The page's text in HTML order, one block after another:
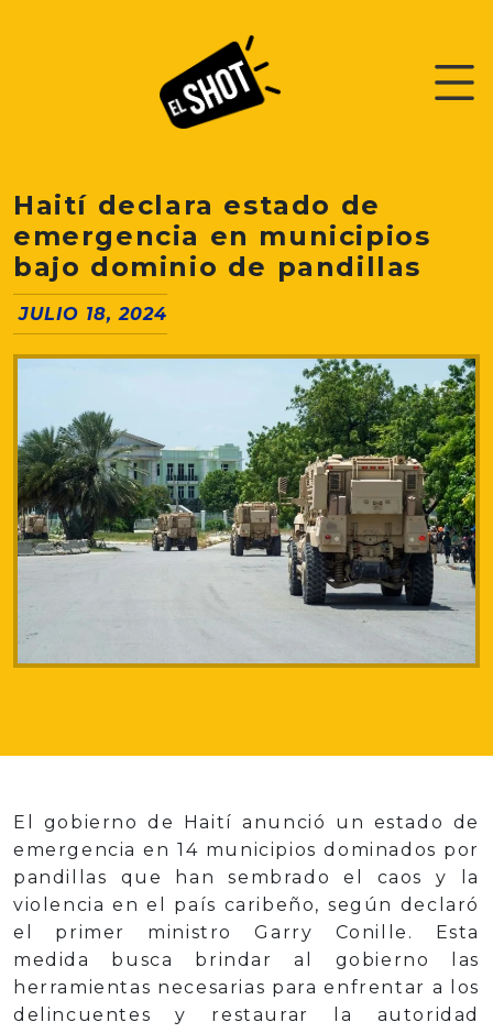
Haití declara estado de
emergencia en municipios
bajo dominio de pandillas
JULIO 18, 2024
El gobierno de Haití anunció un estado de
emergencia en 14 municipios dominados por
pandillas que han sembrado el caos y la
violencia en el país caribeño, según declaró
el primer ministro Garry Conille. Esta
medida busca brindar al gobierno las
herramientas necesarias para enfrentar a los
delincuentes y restaurar la autoridad